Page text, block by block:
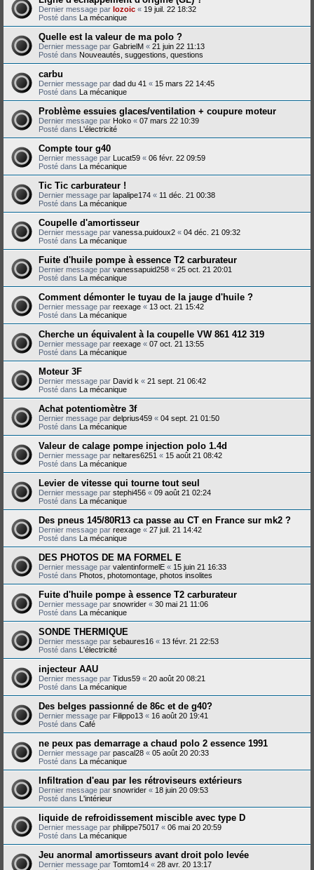
Dernier message par lozoic « 19 juil. 22 18:32
Posté dans La mécanique
Quelle est la valeur de ma polo ?
Dernier message par GabrielM « 21 juin 22 11:13
Posté dans Nouveautés, suggestions, questions
carbu
Dernier message par dad du 41 « 15 mars 22 14:45
Posté dans La mécanique
Problème essuies glaces/ventilation + coupure moteur
Dernier message par Hoko « 07 mars 22 10:39
Posté dans L'électricité
Compte tour g40
Dernier message par Lucat59 « 06 févr. 22 09:59
Posté dans La mécanique
Tic Tic carburateur !
Dernier message par lapalipe174 « 11 déc. 21 00:38
Posté dans La mécanique
Coupelle d'amortisseur
Dernier message par vanessa.puidoux2 « 04 déc. 21 09:32
Posté dans La mécanique
Fuite d'huile pompe à essence T2 carburateur
Dernier message par vanessapuid258 « 25 oct. 21 20:01
Posté dans La mécanique
Comment démonter le tuyau de la jauge d'huile ?
Dernier message par reexage « 13 oct. 21 15:42
Posté dans La mécanique
Cherche un équivalent à la coupelle VW 861 412 319
Dernier message par reexage « 07 oct. 21 13:55
Posté dans La mécanique
Moteur 3F
Dernier message par David k « 21 sept. 21 06:42
Posté dans La mécanique
Achat potentiomètre 3f
Dernier message par delprius459 « 04 sept. 21 01:50
Posté dans La mécanique
Valeur de calage pompe injection polo 1.4d
Dernier message par neltares6251 « 15 août 21 08:42
Posté dans La mécanique
Levier de vitesse qui tourne tout seul
Dernier message par stephi456 « 09 août 21 02:24
Posté dans La mécanique
Des pneus 145/80R13 ca passe au CT en France sur mk2 ?
Dernier message par reexage « 27 juil. 21 14:42
Posté dans La mécanique
DES PHOTOS DE MA FORMEL E
Dernier message par valentinformelE « 15 juin 21 16:33
Posté dans Photos, photomontage, photos insolites
Fuite d'huile pompe à essence T2 carburateur
Dernier message par snowrider « 30 mai 21 11:06
Posté dans La mécanique
SONDE THERMIQUE
Dernier message par sebaures16 « 13 févr. 21 22:53
Posté dans L'électricité
injecteur AAU
Dernier message par Tidus59 « 20 août 20 08:21
Posté dans La mécanique
Des belges passionné de 86c et de g40?
Dernier message par Filippo13 « 16 août 20 19:41
Posté dans Café
ne peux pas demarrage a chaud polo 2 essence 1991
Dernier message par pascal28 « 05 août 20 20:33
Posté dans La mécanique
Infiltration d'eau par les rétroviseurs extérieurs
Dernier message par snowrider « 18 juin 20 09:53
Posté dans L'intérieur
liquide de refroidissement miscible avec type D
Dernier message par philippe75017 « 06 mai 20 20:59
Posté dans La mécanique
Jeu anormal amortisseurs avant droit polo levée
Dernier message par Tomtom14 « 28 avr. 20 13:17